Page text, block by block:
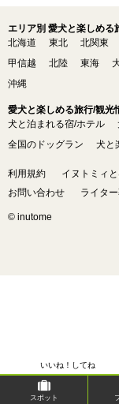
いいね！してね
エリア別 愛犬と楽しめる
北海道
東北 北関東
甲信越
北陸 東海
沖縄
愛犬と楽しめる旅行/観光
犬と泊まれる宿/ホテル
全国のドッグラン
犬と
利用規約 イヌトミィ
お問い合わせ
ライタ
© inutome
スポット